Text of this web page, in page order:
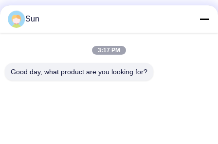
Verpakking en verzending:
Verpakking en verzending van stentermachineonderdelen
De onderdelen van de stentermachine worden veilig verpakt om
onderdelen worden verpakt in een doos met een passend
schade te voorkomenEen verpakkingslijst zal bij het pakket
worden meegeleverd om ervoor te zorgen dat alle onderdelen in
Sun
3:17 PM
Good day, what product are you looking for?